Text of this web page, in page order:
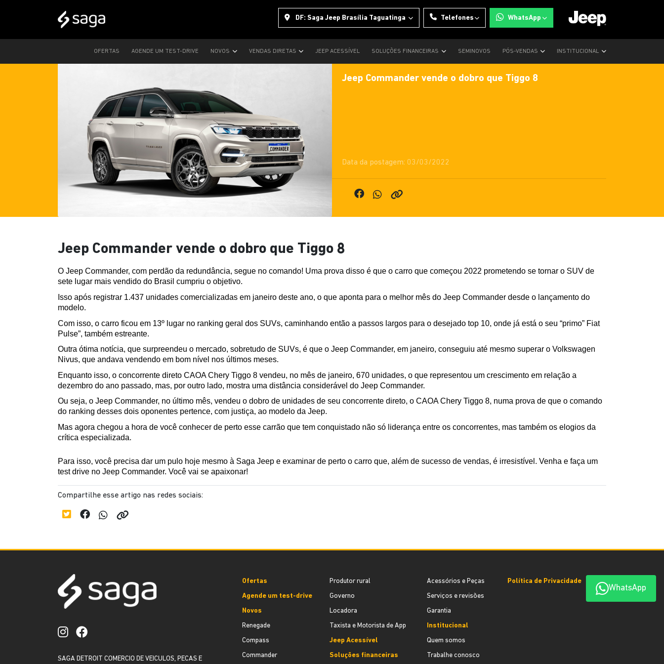
DF: Saga Jeep Brasília Taguatinga Telefones WhatsApp
OFERTAS AGENDE UM TEST-DRIVE NOVOS VENDAS DIRETAS JEEP ACESSÍVEL SOLUÇÕES FINANCEIRAS SEMINOVOS PÓS-VENDAS INSTITUCIONAL
Jeep Commander vende o dobro que Tiggo 8
Data da postagem: 03/03/2022
Jeep Commander vende o dobro que Tiggo 8
O Jeep Commander, com perdão da redundância, segue no comando! Uma prova disso é que o carro que começou 2022 prometendo se tornar o SUV de
sete lugar mais vendido do Brasil cumpriu o objetivo.
Isso após registrar 1.437 unidades comercializadas em janeiro deste ano, o que aponta para o melhor mês do Jeep Commander desde o lançamento do
modelo.
Com isso, o carro ficou em 13º lugar no ranking geral dos SUVs, caminhando então a passos largos para o desejado top 10, onde já está o seu “primo” Fiat
Pulse”, também estreante.
Outra ótima notícia, que surpreendeu o mercado, sobretudo de SUVs, é que o Jeep Commander, em janeiro, conseguiu até mesmo superar o Volkswagen
Nivus, que andava vendendo em bom nível nos últimos meses.
Enquanto isso, o concorrente direto CAOA Chery Tiggo 8 vendeu, no mês de janeiro, 670 unidades, o que representou um crescimento em relação a
dezembro do ano passado, mas, por outro lado, mostra uma distância considerável do Jeep Commander.
Ou seja, o Jeep Commander, no último mês, vendeu o dobro de unidades de seu concorrente direto, o CAOA Chery Tiggo 8, numa prova de que o comando
do ranking desses dois oponentes pertence, com justiça, ao modelo da Jeep.
Mas agora chegou a hora de você conhecer de perto esse carrão que tem conquistado não só liderança entre os concorrentes, mas também os elogios da
crítica especializada.
Para isso, você precisa dar um pulo hoje mesmo à Saga Jeep e examinar de perto o carro que, além de sucesso de vendas, é irresistível. Venha e faça um
test drive no Jeep Commander. Você vai se apaixonar!
Compartilhe esse artigo nas redes sociais:
WhatsApp
SAGA DETROIT COMERCIO DE VEICULOS, PECAS E
Ofertas
Agende um test-drive
Novos
Renegade
Compass
Commander
Produtor rural
Governo
Locadora
Taxista e Motorista de App
Jeep Acessível
Soluções financeiras
Acessórios e Peças
Serviços e revisões
Garantia
Institucional
Quem somos
Trabalhe conosco
Política de Privacidade